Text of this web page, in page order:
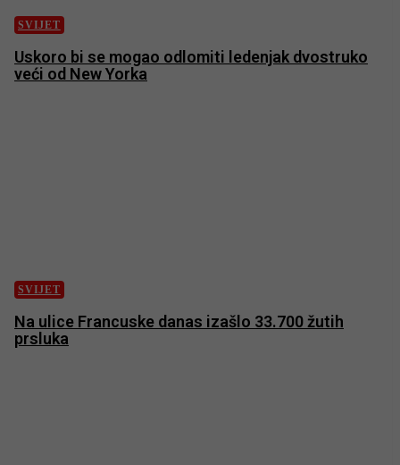
SVIJET
Uskoro bi se mogao odlomiti ledenjak dvostruko
veći od New Yorka
SVIJET
Na ulice Francuske danas izašlo 33.700 žutih
prsluka